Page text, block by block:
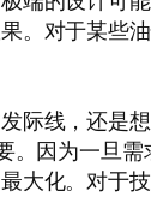
。对于某些
际线，还是
。因为一旦
大化。对于